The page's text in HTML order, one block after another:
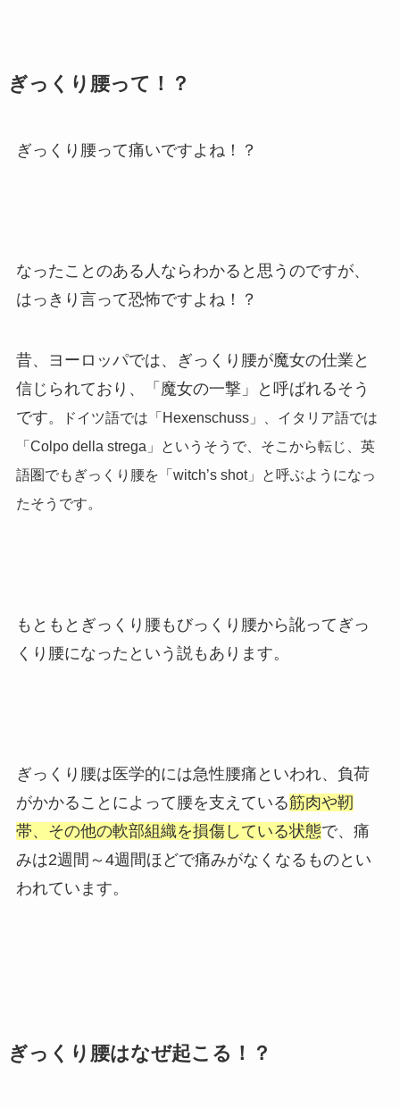
ぎっくり腰って！？
ぎっくり腰って痛いですよね！？
なったことのある人ならわかると思うのですが、
はっきり言って恐怖ですよね！？
昔、ヨーロッパでは、ぎっくり腰が魔女の仕業と
信じられており、「魔女の一撃」と呼ばれるそう
です。 ドイツ語では「Hexenschuss」、イタリア語では
「Colpo della strega 」というそうで、そこから転じ、英
語圏でもぎっくり腰を「witch’s shot」と呼ぶようになっ
たそうです。
もともとぎっくり腰もびっくり腰から訛ってぎっ
くり腰になったという説もあります。
ぎっくり腰は医学的には急性腰痛といわれ、負荷
がかかることによって腰を支えている筋肉や靭
帯、その他の軟部組織を損傷している状態で、痛
みは2週間～4週間ほどで痛みがなくなるものとい
われています。
ぎっくり腰はなぜ起こる！？